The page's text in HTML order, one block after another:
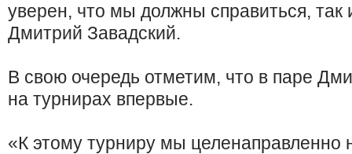
уверен, что мы должны справиться, так
Дмитрий Завадский.
В свою очередь отметим, что в паре
на турнирах впервые.
«К этому турниру мы целенаправленно